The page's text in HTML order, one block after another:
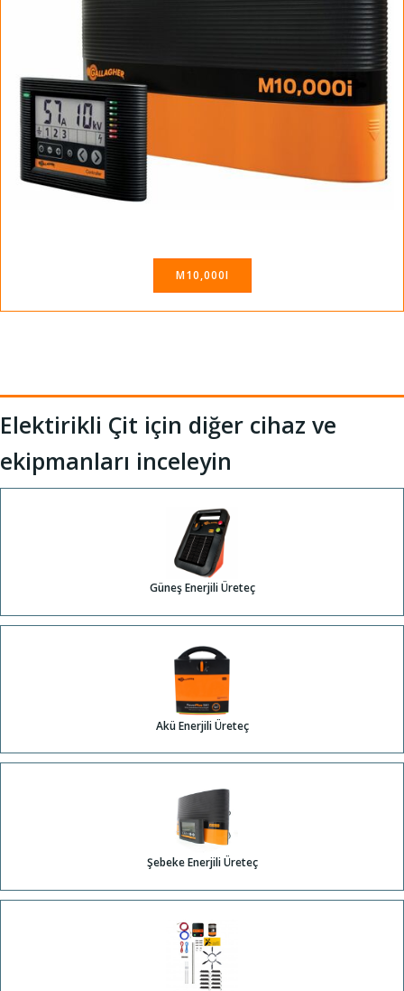
M10,000I
Elektirikli Çit için diğer cihaz ve
ekipmanları inceleyin
Güneş Enerjili Üreteç
Akü Enerjili Üreteç
Şebeke Enerjili Üreteç